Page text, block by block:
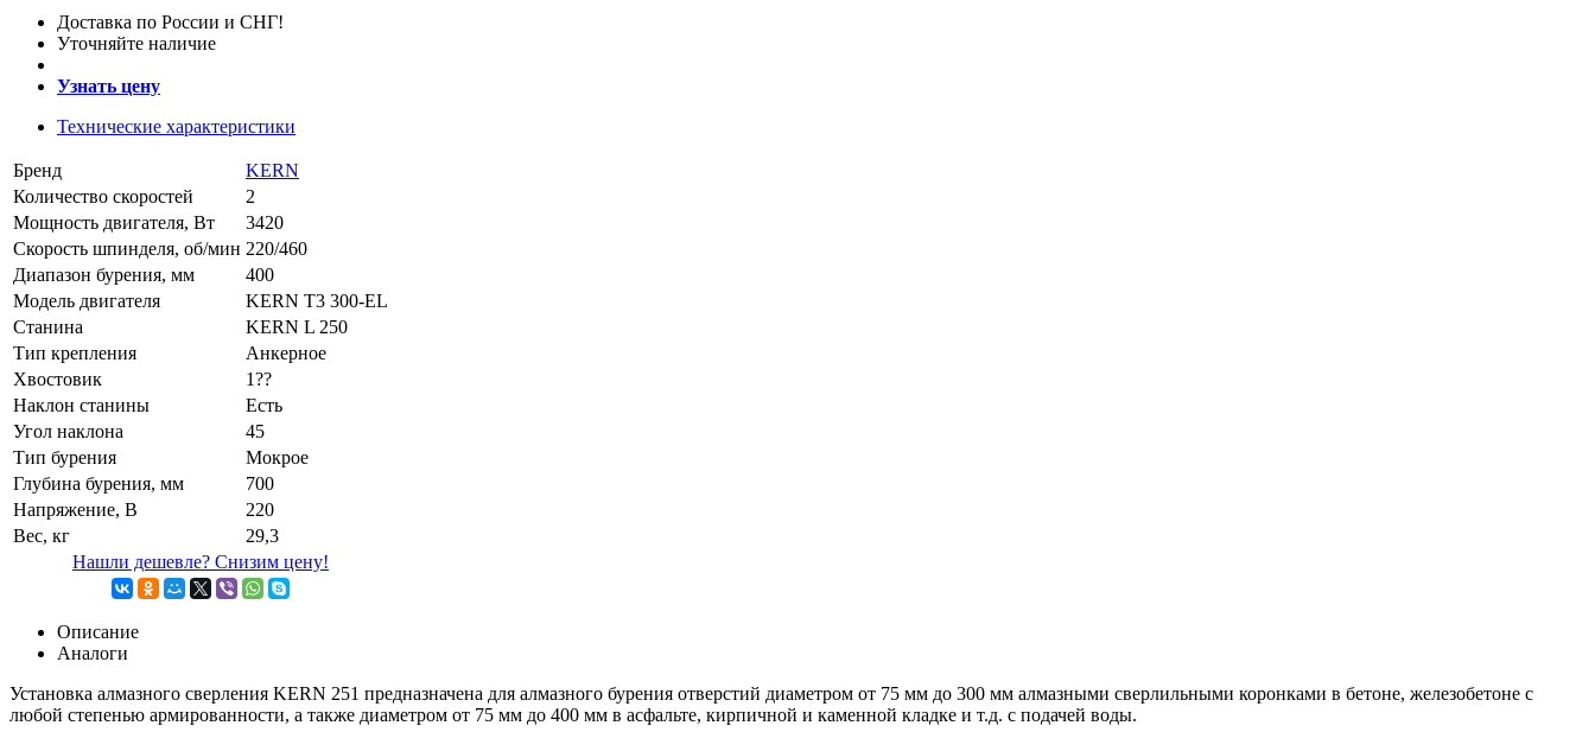
Доставка по России и СНГ!
Уточняйте наличие
Узнать цену
Технические характеристики
Бренд
KERN
Количество скоростей
2
Мощность двигателя, Вт
3420
Скорость шпинделя, об/мин 220/460
Диапазон бурения, мм
400
Модель двигателя
KERN T3 300-EL
Станина
KERN L 250
Тип крепления
Анкерное
Хвостовик
1??
Наклон станины
Есть
Угол наклона
45
Тип бурения
Мокрое
Глубина бурения, мм
700
Напряжение, В
220
Вес, кг
29,3
Нашли дешевле? Снизим цену!
Описание
Аналоги
Установка алмазного сверления KERN 251 предназначена для алмазного бурения отверстий диаметром от 75 мм до 300 мм алмазными сверлильными коронками в бетоне, железобетоне с
любой степенью армированности, а также диаметром от 75 мм до 400 мм в асфальте, кирпичной и каменной кладке и т.д. с подачей воды.